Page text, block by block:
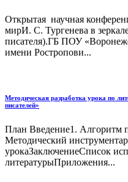
Открытая научная
мирИ. С. Тургенева в
писателя).ГБ ПОУ
имени Ростропови...
Методическая разработка урока по
писателей»
План Введение1. Алгоритм
Методический
урокаЗаключениеСписок
литературыПриложения...